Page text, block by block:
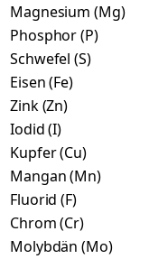
Magnesium (Mg)
Phosphor (P)
Schwefel (S)
Eisen (Fe)
Zink (Zn)
Iodid (I)
Kupfer (Cu)
Mangan (Mn)
Fluorid (F)
Chrom (Cr)
Molybdän (Mo)